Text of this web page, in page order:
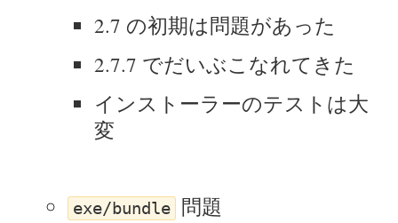
2.7 の初期は問題があった
2.7.7 でだいぶこなれてきた
インストーラーのテストは大
変
exe/bundle 問題